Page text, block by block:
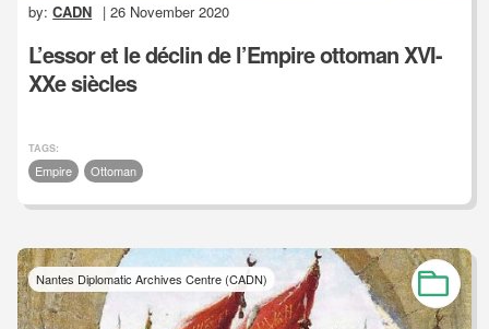
by:CADN | 26 November 2020
L’essor et le déclin de l’Empire ottoman XVI-
XXe siècles
TAGS:
Empire Ottoman
Nantes Diplomatic Archives Centre (CADN)